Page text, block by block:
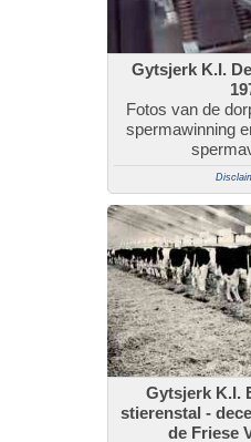
Gytsjerk K.I.
Fotos van de
spermawinning
Gytsjerk K.I.
stierenstal -
de Friese